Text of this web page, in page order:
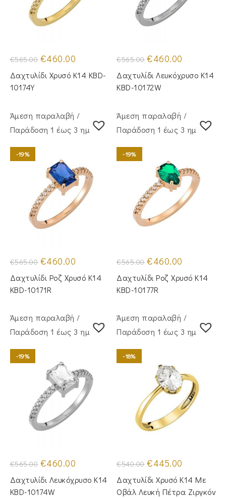
€565.00 Original
price
was:
€565.00.
€460.00
τιμή
είναι:
Δαχτυλίδι Χρυσό Κ14 KBD-
10174Y
€565.00 Original
price
was:
€565.00.
€460.00
είναι:
Δαχτυλίδι Λευκόχρυσο Κ14
KBD-10172W
Άμεση παραλαβή /
Παράδoση 1 έως 3 ημέρες
-19%
€565.00 Original
price
was:
€565.00.
€460.00
τιμή
είναι:
Δαχτυλίδι Ροζ Χρυσό Κ14
KBD-10171R
Άμεση παραλαβή /
Παράδoση 1 έως 3 ημέρες
-19%
€565.00 Original
price
was:
€565.00.
€460.00
τιμή
είναι:
Δαχτυλίδι Ροζ Χρυσό Κ14
KBD-10177R
Άμεση παραλαβή /
Παράδoση 1 έως 3 ημέρες
-19%
€565.00 Original
price
was:
€565.00.
€460.00
είναι:
Δαχτυλίδι Λευκόχρυσο Κ14
KBD-10174W
Άμεση παραλαβή /
Παράδoση 1 έως 3 ημέρες
-18%
€540.00 Original
price
was:
€540.00.
€445.00
τιμή
είναι:
€445.00.
Δαχτυλίδι Χρυσό Κ14 Με
Οβάλ Λευκή Πέτρα Ζιργκόν